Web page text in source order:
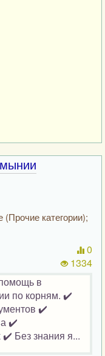
(Прочие категории);
0
1334
в
по корням. ✔️
✔️
✔️
Без знания я...